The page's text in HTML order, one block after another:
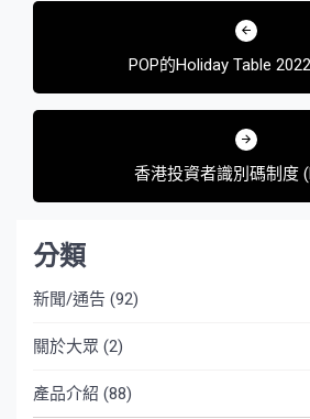
覽
POP的Holiday Table
香港投資者識別碼制度
分類
新聞/通告 (92)
關於大眾 (2)
產品介紹 (88)